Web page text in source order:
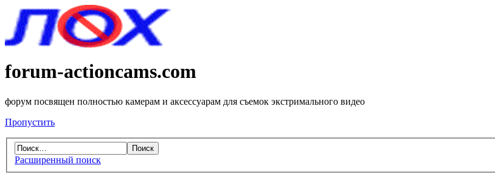
forum-actioncams.com
форум посвящен полностью камерам и аксессуарам для съемок экстримального видео
Пропустить
Расширенный поиск